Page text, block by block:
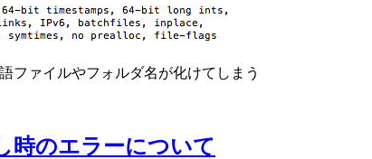
ファイルやフォルダ名が化けてしまう
時のエラーについて